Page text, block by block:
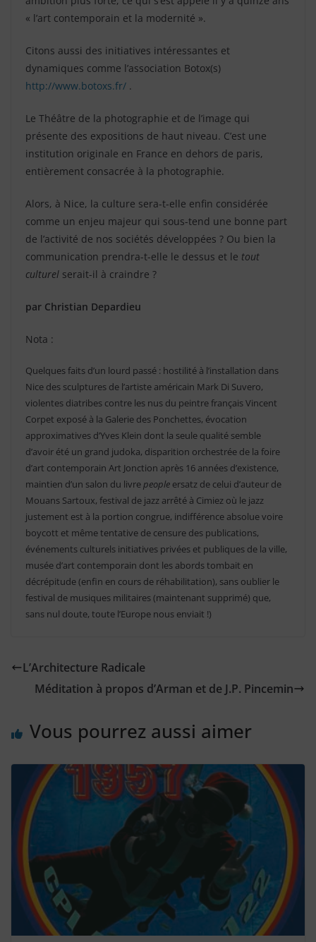
« l’art contemporain et la modernité ».
Citons aussi des initiatives intéressantes et
dynamiques comme l’association Botox(s)
http://www.botoxs.fr/ .
Le Théâtre de la photographie et de l’image qui
présente des expositions de haut niveau. C’est une
institution originale en France en dehors de paris,
entièrement consacrée à la photographie.
Alors, à Nice, la culture sera-t-elle enfin considérée
comme un enjeu majeur qui sous-tend une bonne part
de l’activité de nos sociétés développées ? Ou bien la
communication prendra-t-elle le dessus et le tout
culturel serait-il à craindre ?
par Christian Depardieu
Nota :
Quelques faits d’un lourd passé : hostilité à l’installation dans
Nice des sculptures de l’artiste américain Mark Di Suvero,
violentes diatribes contre les nus du peintre français Vincent
Corpet exposé à la Galerie des Ponchettes, évocation
approximatives d’Yves Klein dont la seule qualité semble
d’avoir été un grand judoka, disparition orchestrée de la foire
d’art contemporain Art Jonction après 16 années d’existence,
maintien d’un salon du livrepeople ersatz de celui d’auteur de
Mouans Sartoux, festival de jazz arrêté à Cimiez où le jazz
justement est à la portion congrue, indifférence absolue voire
boycott et même tentative de censure des publications,
événements culturels initiatives privées et publiques de la ville,
musée d’art contemporain dont les abords tombait en
décrépitude (enfin en cours de réhabilitation), sans oublier le
festival de musiques militaires (maintenant supprimé) que,
sans nul doute, toute l’Europe nous enviait !)
L’Architecture Radicale
Méditation à propos d’Arman et de J.P. Pincemin
Vous pourrez aussi aimer